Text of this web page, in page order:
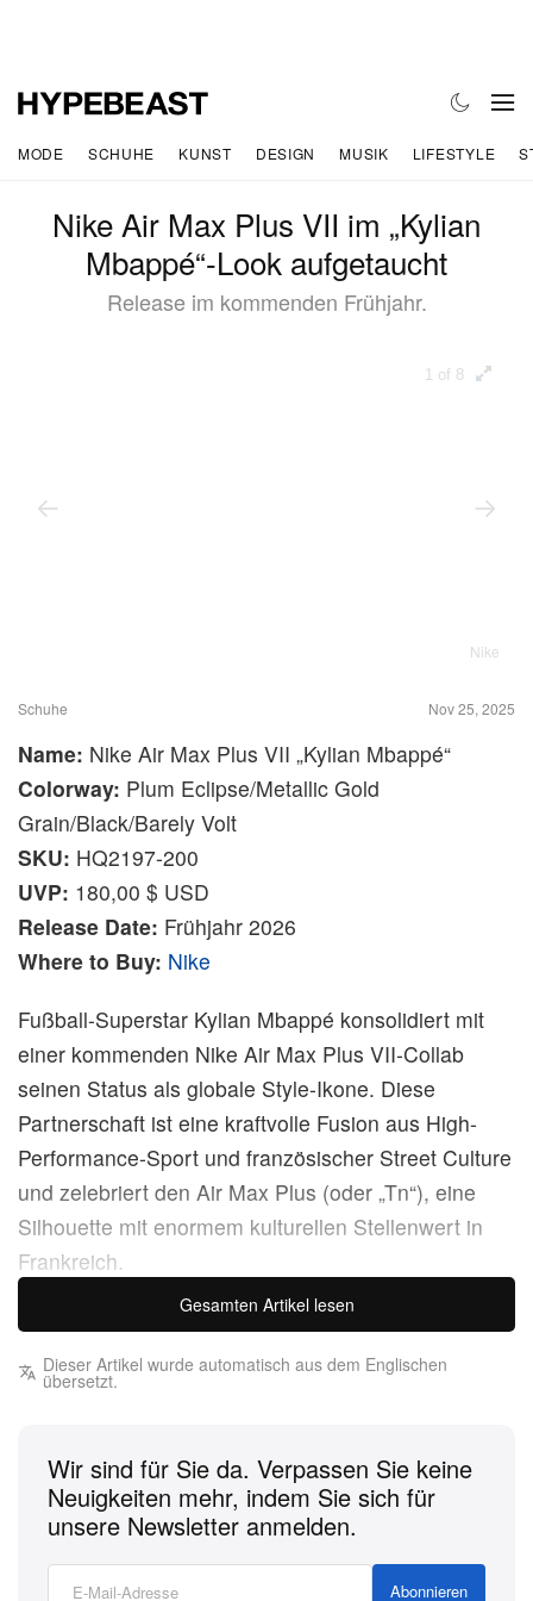
MODE SCHUHE KUNST DESIGN MUSIK LIFESTYLE
Nike Air Max Plus VII im „Kylian
Mbappé“-Look aufgetaucht
Release im kommenden Frühjahr.
1 of 8
Nike
Schuhe Nov 25, 2025
Name: Nike Air Max Plus VII „Kylian Mbappé“
Colorway: Plum Eclipse/Metallic Gold
Grain/Black/Barely Volt
SKU: HQ2197-200
UVP: 180,00 $ USD
Release Date: Frühjahr 2026
Where to Buy: Nike
Fußball-Superstar Kylian Mbappé konsolidiert mit
einer kommenden Nike Air Max Plus VII‑Collab
seinen Status als globale Style-Ikone. Diese
Partnerschaft ist eine kraftvolle Fusion aus High-
Performance-Sport und französischer Street Culture
und zelebriert den Air Max Plus (oder „Tn“), eine
Silhouette mit enormem kulturellen Stellenwert in
Frankreich.
Die Zusammenarbeit ist die konsequente
Weiterentwicklung ihrer bisherigen Projekte, zu
denen bereits der Mercurial TN-Fußballschuh
dem Jahr 2005 – wird nun durch Mbappés
ästhetische Handschrift neu aufgelegt. Erwartet wird
ein vibrierendes, energiegeladenes Farbschema aus
Plum Eclipse und Metallic-Gold-Nuancen, mit satten
Gesamten Artikel lesen
Dieser Artikel wurde automatisch aus dem Englischen
übersetzt.
Wir sind für Sie da. Verpassen Sie keine
Neuigkeiten mehr, indem Sie sich für
unsere Newsletter anmelden.
Abonnieren